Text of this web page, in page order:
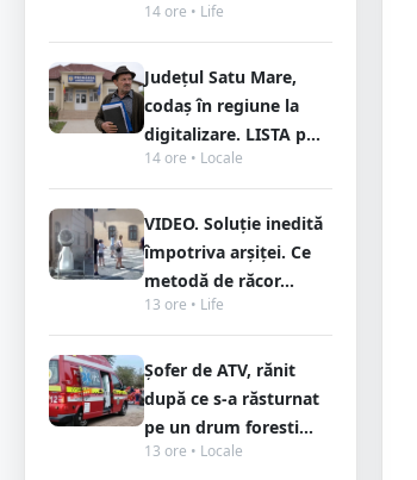
14 ore • Life
Județul Satu Mare,
codaș în regiune la
digitalizare. LISTA p...
14 ore • Locale
VIDEO. Soluție inedită
împotriva arșiței. Ce
metodă de răcor...
13 ore • Life
Șofer de ATV, rănit
după ce s-a răsturnat
pe un drum foresti...
13 ore • Locale